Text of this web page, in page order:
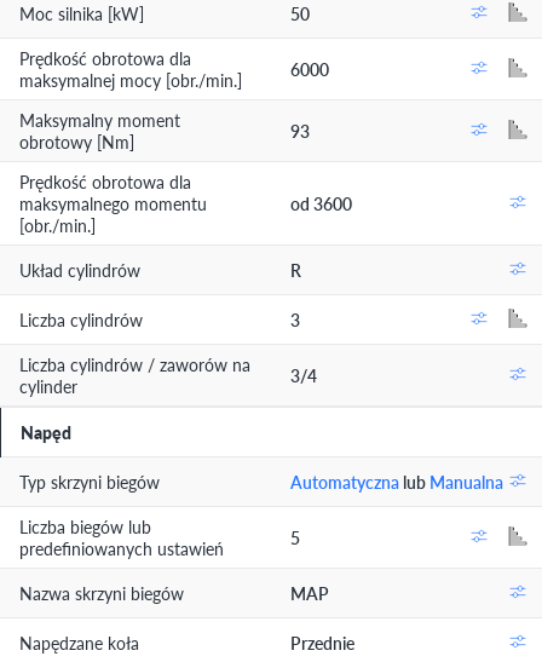
Moc silnika [kW]
50
Prędkość obrotowa dla
maksymalnej mocy [obr./min.]
6000
Maksymalny moment
obrotowy [Nm]
93
Prędkość obrotowa dla
maksymalnego momentu
[obr./min.]
od 3600
Układ cylindrów R
Liczba cylindrów
3
Liczba cylindrów / zaworów na
cylinder
3/4
Napęd
Typ skrzyni biegów Automatyczna lub Manualna
Liczba biegów lub
predefiniowanych ustawień
5
Nazwa skrzyni biegów MAP
Napędzane koła Przednie